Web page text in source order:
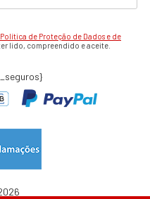
de Proteção de Dados e de
lido, compreendido e aceite.